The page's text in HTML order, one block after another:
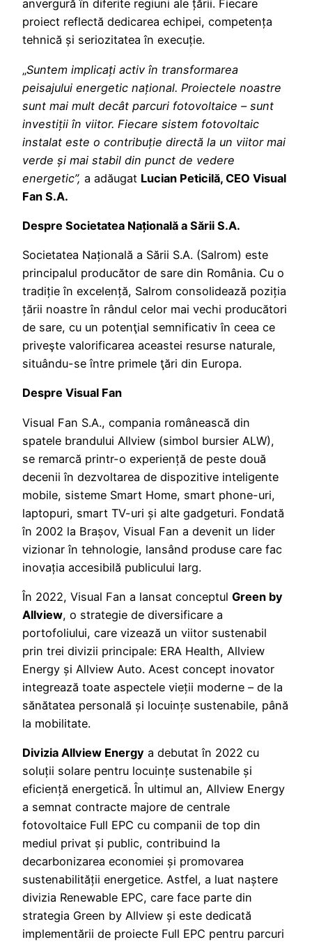
anvergură în diferite regiuni ale țării. Fiecare
proiect reflectă dedicarea echipei, competența
tehnică și seriozitatea în execuție.
„Suntem implicați activ în transformarea
peisajului energetic național. Proiectele noastre
sunt mai mult decât parcuri fotovoltaice – sunt
investiții în viitor. Fiecare sistem fotovoltaic
instalat este o contribuție directă la un viitor mai
verde și mai stabil din punct de vedere
energetic”, a adăugat Lucian Peticilă, CEO Visual
Fan S.A.
Despre Societatea Națională a Sării S.A.
Societatea Națională a Sării S.A. (Salrom) este
principalul producător de sare din România. Cu o
tradiție în excelență, Salrom consolidează poziția
țării noastre în rândul celor mai vechi producători
de sare, cu un potenţial semnificativ în ceea ce
priveşte valorificarea aceastei resurse naturale,
situându-se între primele ţări din Europa.
Despre Visual Fan
Visual Fan S.A., compania românească din
spatele brandului Allview (simbol bursier ALW),
se remarcă printr-o experiență de peste două
decenii în dezvoltarea de dispozitive inteligente
mobile, sisteme Smart Home, smart phone-uri,
laptopuri, smart TV-uri și alte gadgeturi. Fondată
în 2002 la Brașov, Visual Fan a devenit un lider
vizionar în tehnologie, lansând produse care fac
inovația accesibilă publicului larg.
În 2022, Visual Fan a lansat conceptul Green by
Allview, o strategie de diversificare a
portofoliului, care vizează un viitor sustenabil
prin trei divizii principale: ERA Health, Allview
Energy și Allview Auto. Acest concept inovator
integrează toate aspectele vieții moderne – de la
sănătatea personală și locuințe sustenabile, până
la mobilitate.
Divizia Allview Energy a debutat în 2022 cu
soluții solare pentru locuințe sustenabile și
eficiență energetică. În ultimul an, Allview Energy
a semnat contracte majore de centrale
fotovoltaice Full EPC cu companii de top din
mediul privat și public, contribuind la
decarbonizarea economiei și promovarea
sustenabilității energetice. Astfel, a luat naștere
divizia Renewable EPC, care face parte din
strategia Green by Allview și este dedicată
implementării de proiecte Full EPC pentru parcuri